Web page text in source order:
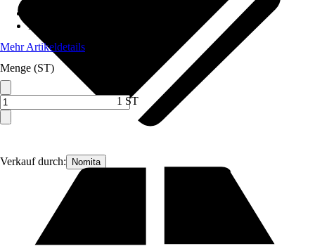
Verkauf durch: Nomita
Material
Mehr Artikeldetails
Menge (ST)
1 ST